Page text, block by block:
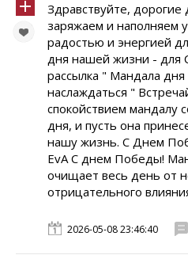
Здравствуйте,
заряжаем и наполняем
радостью и энергией
дня нашей жизни - для
рассылка " Мандала
наслаждаться "
спокойствием мандалу
дня, и пусть она
нашу жизнь. С Днем
EvA С днем Победы!
очищает весь день от
отрицательного
2026-05-08 23:46:40